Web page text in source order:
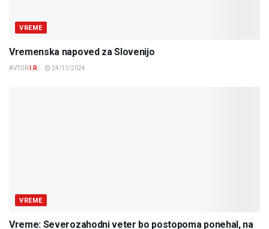
VREME
Vremenska napoved za Slovenijo
AVTOR I.R. 24/11/2024
VREME
Vreme: Severozahodni veter bo postopoma ponehal, na